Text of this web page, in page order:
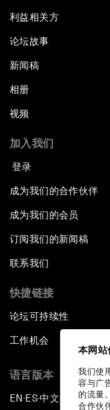
本网
我们使
容与广
的流量
合作伙
利益相关方
论坛故事
新闻稿
相册
视频
加入我们
登录
成为我们的合作伙伴
成为我们的会员
订阅我们的新闻稿
联系我们
快捷链接
论坛可持续性
工作机会
语言版本
EN ▪ ES▪中文▪ 日本語